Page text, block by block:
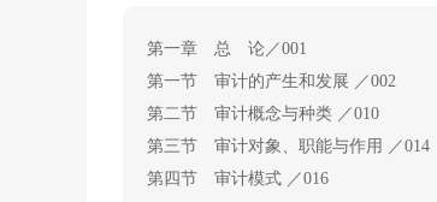
第一章 总 论／001
第一节 审计的产生和发展 ／002
第二节 审计概念与种类 ／010
第三节 审计对象、职能与作用 ／014
第四节 审计模式 ／016